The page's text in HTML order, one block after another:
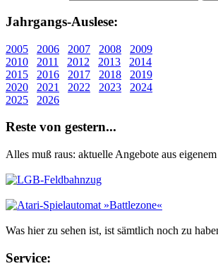
Jahr­gangs-Aus­le­se:
2005 2006 2007 2008
2009
2010
2011 2012 2013
2014
2015
2016 2017 2018
2019
2020
2021 2022 2023
2024
2025
2026
Re­ste von ge­stern...
Alles muß raus: aktuelle An­ge­bo­te aus
Was hier zu sehen ist, ist sämt­lich noch zu
Ser­vice: